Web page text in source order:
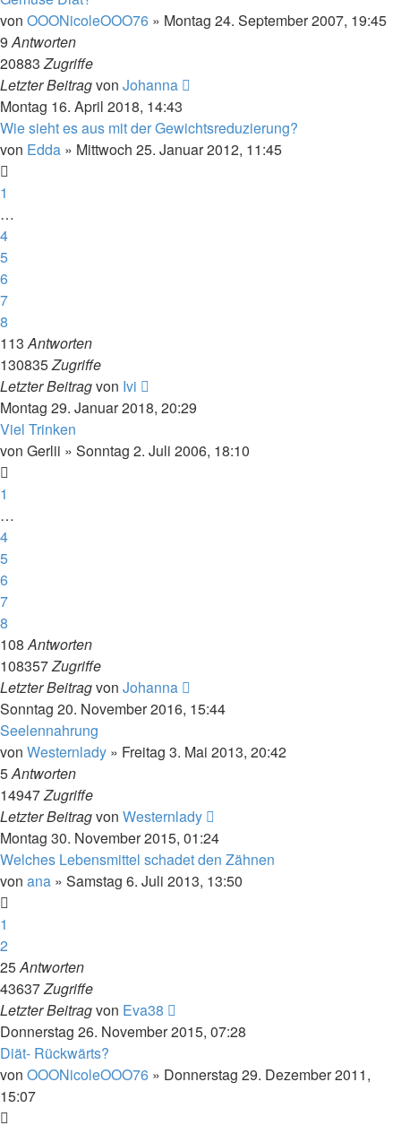
von OOONicoleOOO76 » Montag 24. September 2007, 19:45
9Antworten
20883Zugriffe
Letzter Beitragvon Johanna
Montag 16. April 2018, 14:43
Wie sieht es aus mit der Gewichtsreduzierung?
von Edda » Mittwoch 25. Januar 2012, 11:45
1
…
4
5
6
7
8
113Antworten
130835Zugriffe
Letzter Beitragvon Ivi
Montag 29. Januar 2018, 20:29
Viel Trinken
von Gerlii » Sonntag 2. Juli 2006, 18:10
1
…
4
5
6
7
8
108Antworten
108357Zugriffe
Letzter Beitragvon Johanna
Sonntag 20. November 2016, 15:44
Seelennahrung
von Westernlady » Freitag 3. Mai 2013, 20:42
5Antworten
14947Zugriffe
Letzter Beitragvon Westernlady
Montag 30. November 2015, 01:24
Welches Lebensmittel schadet den Zähnen
von ana » Samstag 6. Juli 2013, 13:50
1
2
25Antworten
43637Zugriffe
Letzter Beitragvon Eva38
Donnerstag 26. November 2015, 07:28
Diät- Rückwärts?
von OOONicoleOOO76 » Donnerstag 29. Dezember 2011,
15:07